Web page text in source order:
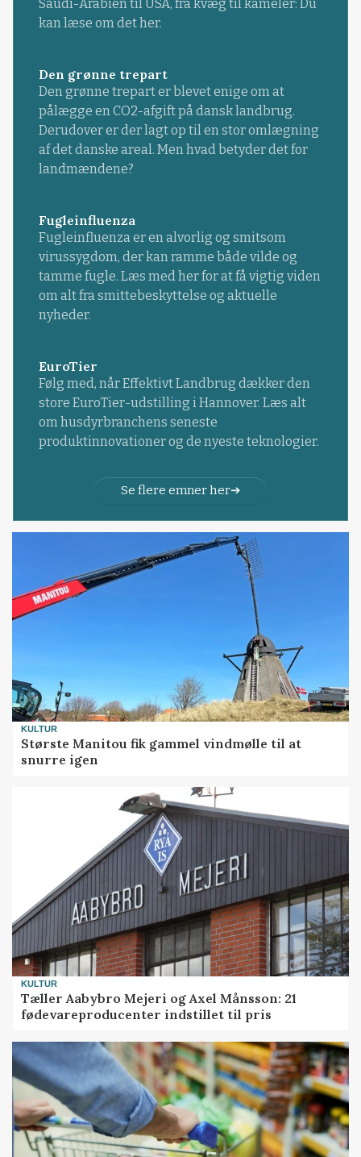
Saudi-Arabien til USA, fra kvæg til kameler: Du
kan læse om det her.
Den grønne trepart
Den grønne trepart er blevet enige om at
pålægge en CO2-afgift på dansk landbrug.
Derudover er der lagt op til en stor omlægning
af det danske areal. Men hvad betyder det for
landmændene?
Fugleinfluenza
Fugleinfluenza er en alvorlig og smitsom
virussygdom, der kan ramme både vilde og
tamme fugle. Læs med her for at få vigtig viden
om alt fra smittebeskyttelse og aktuelle
nyheder.
EuroTier
Følg med, når Effektivt Landbrug dækker den
store EuroTier-udstilling i Hannover. Læs alt
om husdyrbranchens seneste
produktinnovationer og de nyeste teknologier.
Se flere emner her
KULTUR
Største Manitou fik gammel vindmølle til at
snurre igen
KULTUR
Tæller Aabybro Mejeri og Axel Månsson: 21
fødevareproducenter indstillet til pris